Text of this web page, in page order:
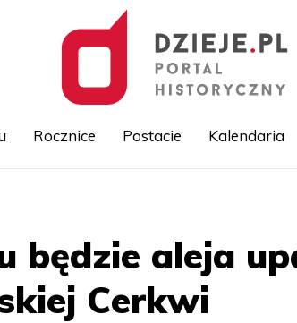
treści
Rocznice Postacie Kalendaria
będzie aleja
Cerkwi